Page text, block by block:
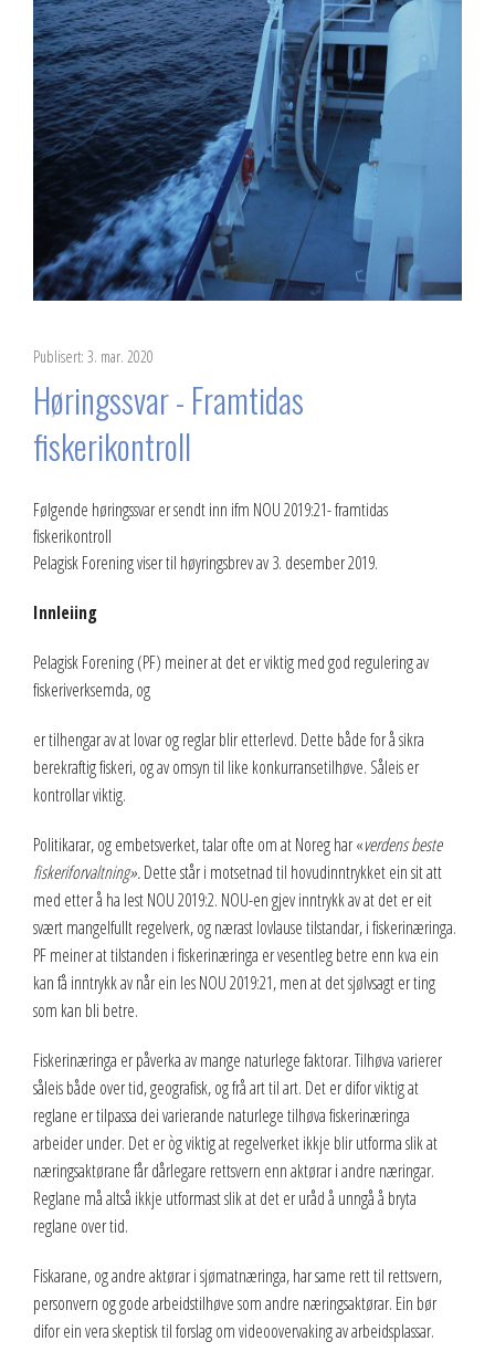
Publisert: 3. mar. 2020
Høringssvar - Framtidas
fiskerikontroll
Følgende høringssvar er sendt inn ifm NOU 2019:21- framtidas
fiskerikontroll
Pelagisk Forening viser til høyringsbrev av 3. desember 2019.
Innleiing
Pelagisk Forening (PF) meiner at det er viktig med god regulering av
fiskeriverksemda, og
er tilhengar av at lovar og reglar blir etterlevd. Dette både for å sikra
berekraftig fiskeri, og av omsyn til like konkurransetilhøve. Såleis er
kontrollar viktig.
Politikarar, og embetsverket, talar ofte om at Noreg har «verdens beste
fiskeriforvaltning».Dette står i motsetnad til hovudinntrykket ein sit att
med etter å ha lest NOU 2019:2. NOU-en gjev inntrykk av at det er eit
svært mangelfullt regelverk, og nærast lovlause tilstandar, i fiskerinæringa.
PF meiner at tilstanden i fiskerinæringa er vesentleg betre enn kva ein
kan få inntrykk av når ein les NOU 2019:21, men at det sjølvsagt er ting
som kan bli betre.
Fiskerinæringa er påverka av mange naturlege faktorar. Tilhøva varierer
såleis både over tid, geografisk, og frå art til art. Det er difor viktig at
reglane er tilpassa dei varierande naturlege tilhøva fiskerinæringa
arbeider under. Det er òg viktig at regelverket ikkje blir utforma slik at
næringsaktørane får dårlegare rettsvern enn aktørar i andre næringar.
Reglane må altså ikkje utformast slik at det er uråd å unngå å bryta
reglane over tid.
Fiskarane, og andre aktørar i sjømatnæringa, har same rett til rettsvern,
personvern og gode arbeidstilhøve som andre næringsaktørar. Ein bør
difor ein vera skeptisk til forslag om videoovervaking av arbeidsplassar.